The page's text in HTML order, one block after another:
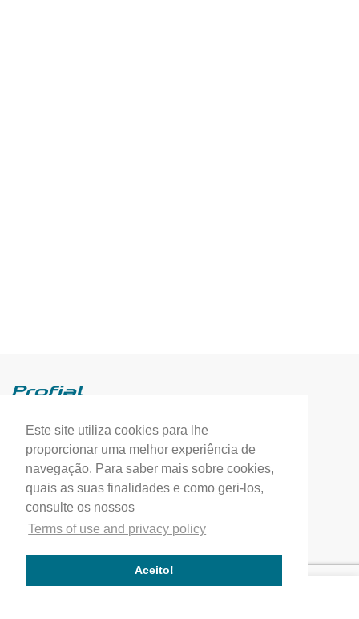
Este site utiliza cookies para lhe
proporcionar uma melhor experiência de
navegação. Para saber mais sobre cookies,
quais as suas finalidades e como geri-los,
consulte os nossos
Terms of use and privacy policy
Aceito!
Profial, Profissionais de Alumínio, S.A.
(+351) 249 549 090
correio.geral@profial.pt
Home